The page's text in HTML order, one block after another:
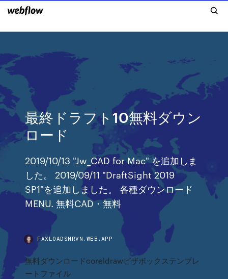
最終ドラフト10無料ダウン
ロード
2019/10/13 "Jw_CAD for Mac" を追加しま
した。 2019/09/11 "DraftSight 2019
SP1"を追加しました。 各種ダウンロード
MENU. 無料CAD・無料
FAXLOADSNRVN.WEB.APP
無料ダウンロードcoreldrawピザボックステンプレ
ートファイル